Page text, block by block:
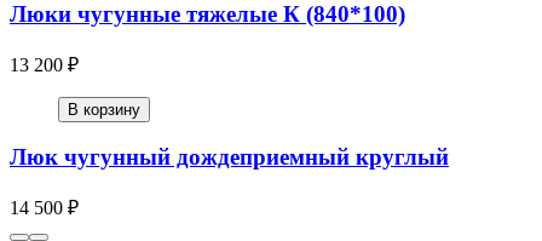
Люки чугунные тяжелые К (840*100)
13 200 ₽
В корзину
Люк чугунный дождеприемный круглый
14 500 ₽